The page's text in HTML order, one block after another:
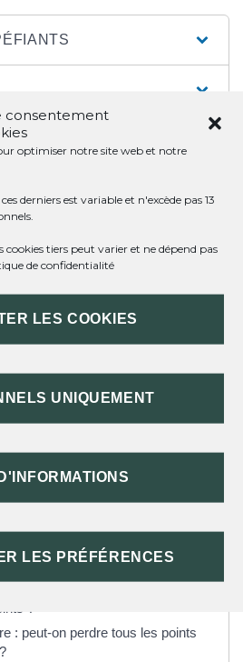
consentement
optimiser notre site web et notre
derniers est variable et n'excède pas 13
cookies tiers peut varier et ne dépend pas
de confidentialité
LES COOKIES
UNIQUEMENT
LES PRÉFÉRENCES
ET
GANTS,
à points : comment faire une
?
: peut-on perdre tous les points